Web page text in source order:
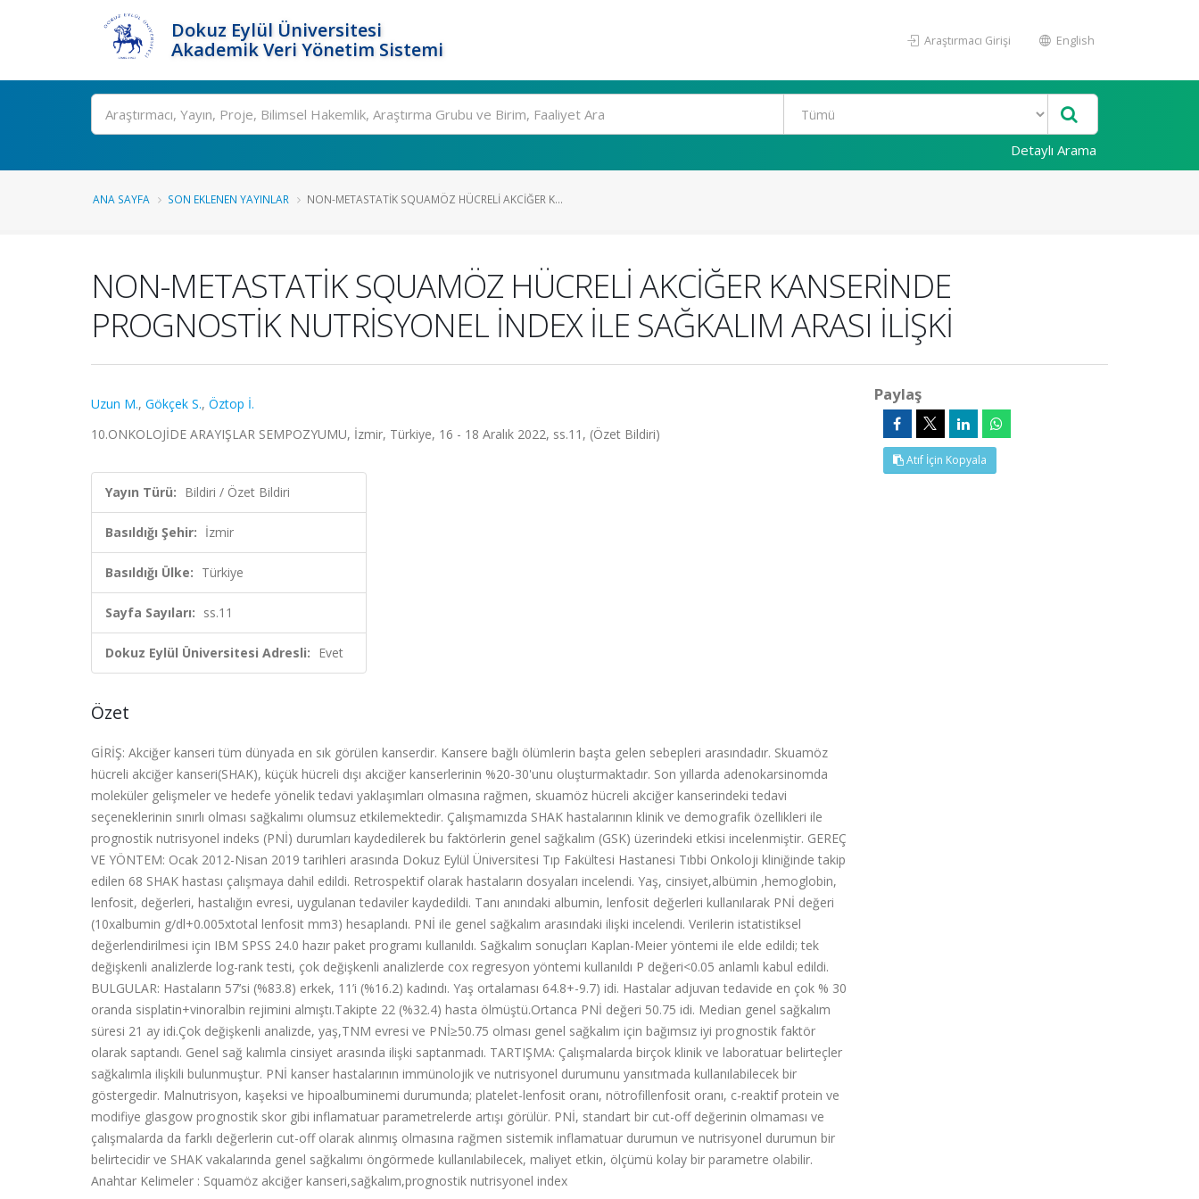
Dokuz Eylül Üniversitesi
Akademik Veri Yönetim Sistemi
Araştırmacı Girişi English
Ara
Detaylı Arama
ANA SAYFA SON EKLENEN YAYINLAR NON-METASTATİK SQUAMÖZ HÜCRELİ AKCİĞER K...
NON-METASTATİK SQUAMÖZ HÜCRELİ AKCİĞER KANSERİNDE
PROGNOSTİK NUTRİSYONEL İNDEX İLE SAĞKALIM ARASI İLİŞKİ
Uzun M., Gökçek S., Öztop İ.
10.ONKOLOJİDE ARAYIŞLAR SEMPOZYUMU, İzmir, Türkiye, 16 - 18 Aralık 2022, ss.11, (Özet Bildiri)
Yayın Türü: Bildiri / Özet Bildiri
Basıldığı Şehir: İzmir
Basıldığı Ülke: Türkiye
Sayfa Sayıları: ss.11
Dokuz Eylül Üniversitesi Adresli: Evet
Özet
GİRİŞ: Akciğer kanseri tüm dünyada en sık görülen kanserdir. Kansere bağlı ölümlerin başta gelen sebepleri arasındadır. Skuamöz
hücreli akciğer kanseri(SHAK), küçük hücreli dışı akciğer kanserlerinin %20-30'unu oluşturmaktadır. Son yıllarda adenokarsinomda
moleküler gelişmeler ve hedefe yönelik tedavi yaklaşımları olmasına rağmen, skuamöz hücreli akciğer kanserindeki tedavi
seçeneklerinin sınırlı olması sağkalımı olumsuz etkilemektedir. Çalışmamızda SHAK hastalarının klinik ve demografik özellikleri ile
prognostik nutrisyonel indeks (PNİ) durumları kaydedilerek bu faktörlerin genel sağkalım (GSK) üzerindeki etkisi incelenmiştir. GEREÇ
VE YÖNTEM: Ocak 2012-Nisan 2019 tarihleri arasında Dokuz Eylül Üniversitesi Tıp Fakültesi Hastanesi Tıbbi Onkoloji kliniğinde takip
edilen 68 SHAK hastası çalışmaya dahil edildi. Retrospektif olarak hastaların dosyaları incelendi. Yaş, cinsiyet,albümin ,hemoglobin,
lenfosit, değerleri, hastalığın evresi, uygulanan tedaviler kaydedildi. Tanı anındaki albumin, lenfosit değerleri kullanılarak PNİ değeri
(10xalbumin g/dl+0.005xtotal lenfosit mm3) hesaplandı. PNİ ile genel sağkalım arasındaki ilişki incelendi. Verilerin istatistiksel
değerlendirilmesi için IBM SPSS 24.0 hazır paket programı kullanıldı. Sağkalım sonuçları Kaplan-Meier yöntemi ile elde edildi; tek
değişkenli analizlerde log-rank testi, çok değişkenli analizlerde cox regresyon yöntemi kullanıldı P değeri<0.05 anlamlı kabul edildi.
BULGULAR: Hastaların 57’si (%83.8) erkek, 11’i (%16.2) kadındı. Yaş ortalaması 64.8+-9.7) idi. Hastalar adjuvan tedavide en çok % 30
oranda sisplatin+vinoralbin rejimini almıştı.Takipte 22 (%32.4) hasta ölmüştü.Ortanca PNİ değeri 50.75 idi. Median genel sağkalım
süresi 21 ay idi.Çok değişkenli analizde, yaş,TNM evresi ve PNİ≥50.75 olması genel sağkalım için bağımsız iyi prognostik faktör
olarak saptandı. Genel sağ kalımla cinsiyet arasında ilişki saptanmadı. TARTIŞMA: Çalışmalarda birçok klinik ve laboratuar belirteçler
sağkalımla ilişkili bulunmuştur. PNİ kanser hastalarının immünolojik ve nutrisyonel durumunu yansıtmada kullanılabilecek bir
göstergedir. Malnutrisyon, kaşeksi ve hipoalbuminemi durumunda; platelet-lenfosit oranı, nötrofillenfosit oranı, c-reaktif protein ve
modifiye glasgow prognostik skor gibi inflamatuar parametrelerde artışı görülür. PNİ, standart bir cut-off değerinin olmaması ve
çalışmalarda da farklı değerlerin cut-off olarak alınmış olmasına rağmen sistemik inflamatuar durumun ve nutrisyonel durumun bir
belirtecidir ve SHAK vakalarında genel sağkalımı öngörmede kullanılabilecek, maliyet etkin, ölçümü kolay bir parametre olabilir.
Anahtar Kelimeler : Squamöz akciğer kanseri,sağkalım,prognostik nutrisyonel index
Paylaş
Atıf İçin Kopyala